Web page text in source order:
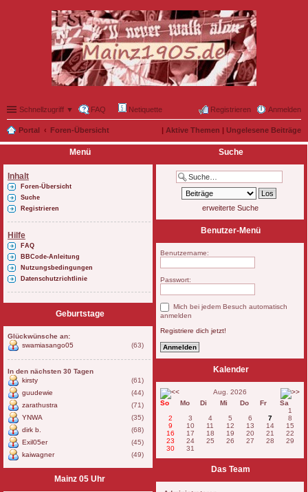
Schnellzugriff ▼ FAQ Netiquette Anmelden
Registrieren
Portal Foren-Übersicht | Aktive Themen | Ungelesene Beiträge
Menü
Inhalt
Foren-Übersicht
Suche
Registrieren
Hilfe
FAQ
BBCode-Anleitung
Nutzungsbedingungen
Datenschutzrichtlinie
Geburtstage
Glückwünsche an:
swamiasango05
(63)
In den nächsten 30 Tagen
kirsty
(61)
guudewie
(44)
zarathustra
(71)
YNWA
(35)
dirk b.
(68)
Exil05er
(45)
kaiwagner
(49)
Mainz 05 Uhr
Suche
erweiterte Suche
Benutzer-Menü
Benutzername:
Passwort:
Mich bei jedem Besuch automatisch
anmelden
Registriere dich jetzt!
Kalender
Aug. 2026
So
Mo Di Mi Do Fr
Sa
1
2
3 4 5 6 7
8
9
10 11 12 13 14
15
16
17 18 19 20 21
22
23
24 25 26 27 28
29
30
31
Das Team